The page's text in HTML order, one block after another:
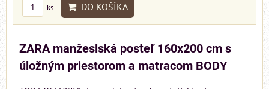
ks DO KOŠÍKA
ZARA manžeslská posteľ 160x200 cm s
úložným priestorom a matracom BODY